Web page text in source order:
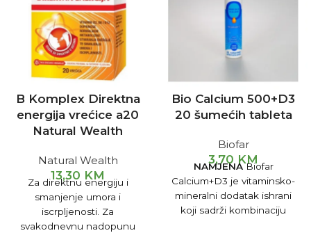
B Komplex Direktna
energija vrećice a20
Natural Wealth
Natural Wealth
13,30 KM
Za direktnu energiju i
smanjenje umora i
iscrpljenosti. Za
svakodnevnu nadopunu
Bio Calcium 500+D3
20 šumećih tableta
Biofar
3,70 KM
NAMJENABiofar
Calcium+D3 je vitaminsko-
mineralni dodatak ishrani
koji sadrži kombinaciju